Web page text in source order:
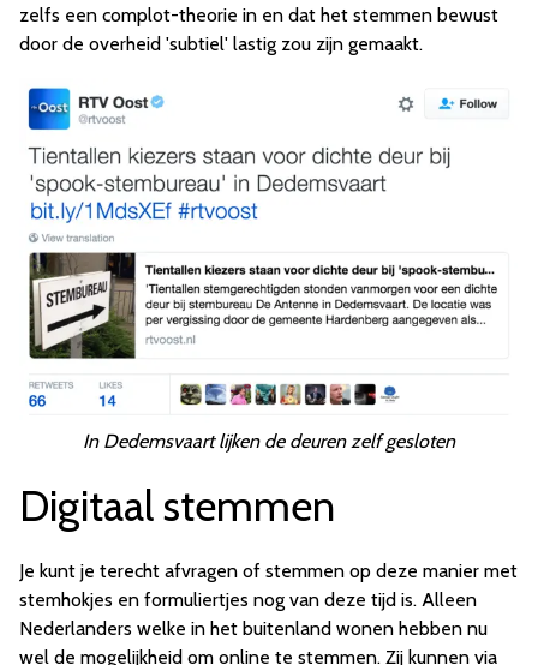
zelfs een complot-theorie in en dat het stemmen bewust
door de overheid 'subtiel' lastig zou zijn gemaakt.
In Dedemsvaart lijken de deuren zelf gesloten
Digitaal stemmen
Je kunt je terecht afvragen of stemmen op deze manier met
stemhokjes en formuliertjes nog van deze tijd is. Alleen
Nederlanders welke in het buitenland wonen hebben nu
wel de mogelijkheid om online te stemmen. Zij kunnen via